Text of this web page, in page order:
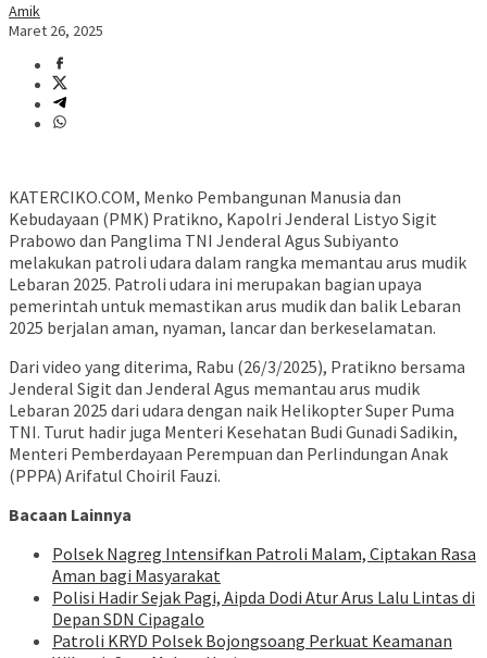
Amik
Maret 26, 2025
KATERCIKO.COM, Menko Pembangunan Manusia dan
Kebudayaan (PMK) Pratikno, Kapolri Jenderal Listyo Sigit
Prabowo dan Panglima TNI Jenderal Agus Subiyanto
melakukan patroli udara dalam rangka memantau arus mudik
Lebaran 2025. Patroli udara ini merupakan bagian upaya
pemerintah untuk memastikan arus mudik dan balik Lebaran
2025 berjalan aman, nyaman, lancar dan berkeselamatan.
Dari video yang diterima, Rabu (26/3/2025), Pratikno bersama
Jenderal Sigit dan Jenderal Agus memantau arus mudik
Lebaran 2025 dari udara dengan naik Helikopter Super Puma
TNI. Turut hadir juga Menteri Kesehatan Budi Gunadi Sadikin,
Menteri Pemberdayaan Perempuan dan Perlindungan Anak
(PPPA) Arifatul Choiril Fauzi.
Bacaan Lainnya
Polsek Nagreg Intensifkan Patroli Malam, Ciptakan Rasa
Aman bagi Masyarakat
Polisi Hadir Sejak Pagi, Aipda Dodi Atur Arus Lalu Lintas di
Depan SDN Cipagalo
Patroli KRYD Polsek Bojongsoang Perkuat Keamanan